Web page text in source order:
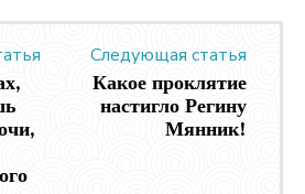
Следующая статья
Какое проклятие
настигло Регину
Мянник!